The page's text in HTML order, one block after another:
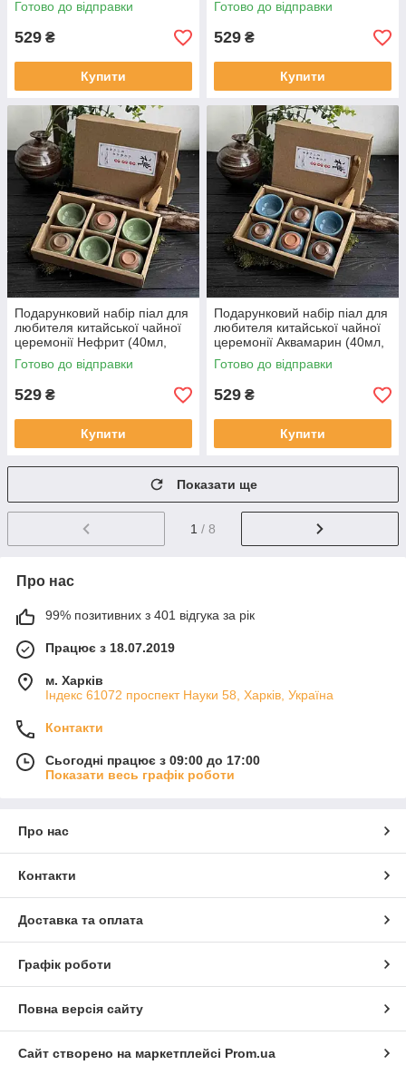
Готово до відправки
529 ₴
Купити
Готово до відправки
529 ₴
Купити
Подарунковий набір піал для
любителя китайської чайної
церемонії Нефрит (40мл,
6шт)
Готово до відправки
529 ₴
Купити
Подарунковий набір піал для
любителя китайської чайної
церемонії Аквамарин (40мл,
6шт)
Готово до відправки
529 ₴
Купити
Показати ще
1 / 8
Про нас
99% позитивних з 401 відгука за рік
Працює з 18.07.2019
м. Харків
Індекс 61072 проспект Науки 58, Харків, Україна
Контакти
Сьогодні працює з 09:00 до 17:00
Показати весь графік роботи
Про нас
Контакти
Доставка та оплата
Графік роботи
Повна версія сайту
Сайт створено на маркетплейсі Prom.ua